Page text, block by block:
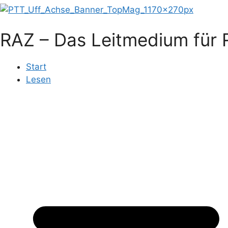
RAZ – Das Leitmedium für
Start
Lesen